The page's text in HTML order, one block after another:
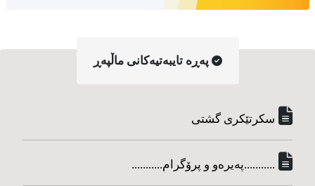
په‌ڕه‌ تایبه‌تیه‌کانی ماڵپه‌ڕ
سکرتێکری گشتی
...........په‌یره‌و و پرۆگرام...........